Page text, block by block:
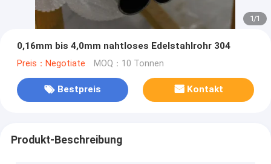
1/1
0,16mm bis 4,0mm nahtloses Edelstahlrohr 304
Preis：Negotiate MOQ：10 Tonnen
Bestpreis Kontakt
Produkt-Beschreibung